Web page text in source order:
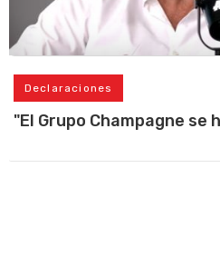
Declaraciones
"El Grupo Champagne se